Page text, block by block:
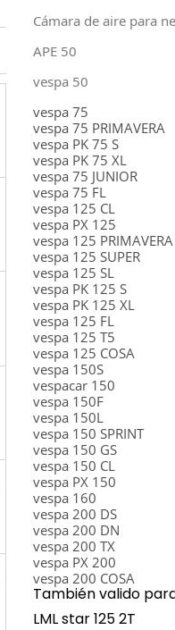
Cámara de aire para
APE 50
vespa 50
vespa 75
vespa 75 PRIMAVERA
vespa PK 75 S
vespa PK 75 XL
vespa 75 JUNIOR
vespa 75 FL
vespa 125 CL
vespa PX 125
vespa 125 PRIMAVERA
vespa 125 SUPER
vespa 125 SL
vespa PK 125 S
vespa PK 125 XL
vespa 125 FL
vespa 125 T5
vespa 125 COSA
vespa 150S
vespacar 150
vespa 150F
vespa 150L
vespa 150 SPRINT
vespa 150 GS
vespa 150 CL
vespa PX 150
vespa 160
vespa 200 DS
vespa 200 DN
vespa 200 TX
vespa PX 200
vespa 200 COSA
También valido
LML star 125 2T